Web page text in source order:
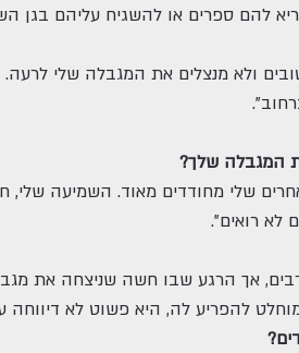
להם ספרים או להשגיח עליהם בגן
ולא מנצלים את המגבלה שלי
המגבלה שלך?
שלי מחודדים מאוד. השמיעה שלי,
לא רואים".
אך הרגע שבו חשה שניצחה את
להפריע לה, היא פשוט לא דיווחה